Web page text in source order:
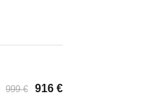
999 € 916 €